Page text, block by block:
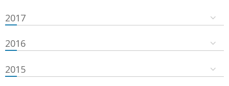
2017
2016
2015